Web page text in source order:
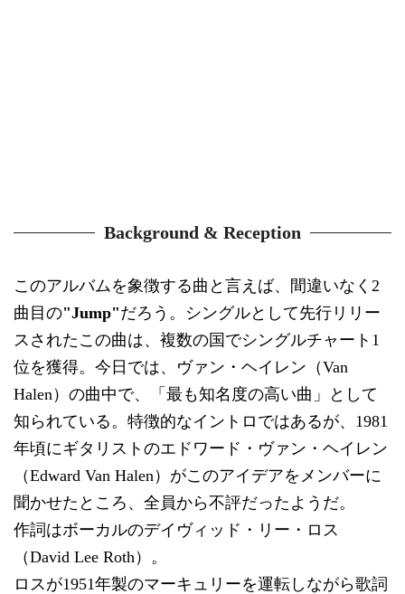
Background & Reception
このアルバムを象徴する曲と言えば、間違いなく2
曲目の"Jump"だろう。シングルとして先行リリー
スされたこの曲は、複数の国でシングルチャート1
位を獲得。今日では、ヴァン・ヘイレン（Van
Halen）の曲中で、「最も知名度の高い曲」として
知られている。特徴的なイントロではあるが、1981
年頃にギタリストのエドワード・ヴァン・ヘイレン
（Edward Van Halen）がこのアイデアをメンバーに
聞かせたところ、全員から不評だったようだ。
作詞はボーカルのデイヴィッド・リー・ロス
（David Lee Roth）。
ロスが1951年製のマーキュリーを運転しながら歌詞